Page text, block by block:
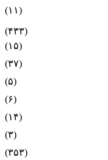
(۱۱)
(۴۳۳)
(۱۵)
(۳۷)
(۵)
(۶)
(۱۴)
(۳)
(۳۵۳)